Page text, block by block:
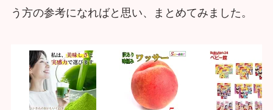
う方の参考になればと思い、まとめてみました。